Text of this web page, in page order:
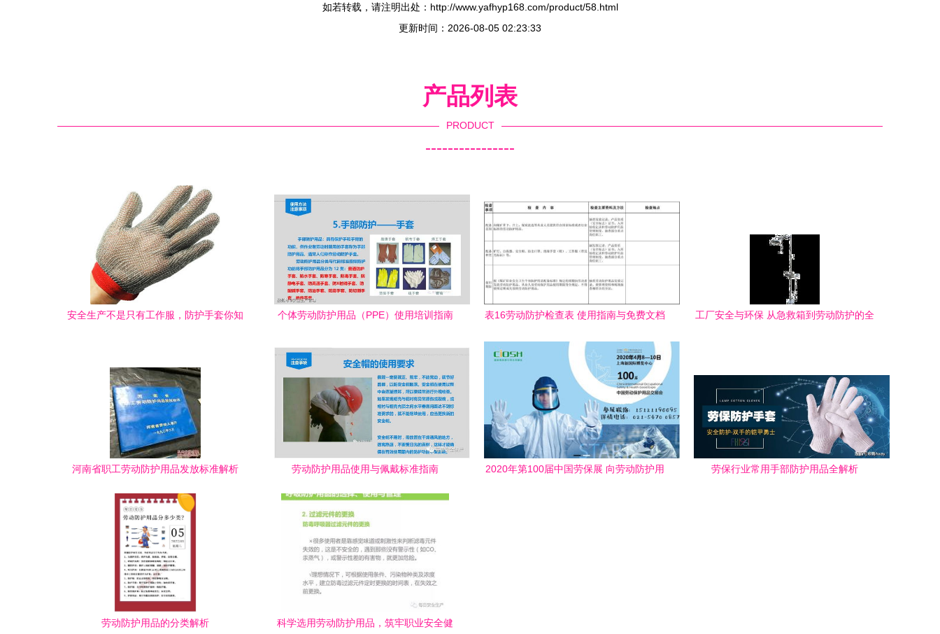
如若转载，请注明出处：http://www.yafhyp168.com/product/58.html
更新时间：2026-08-05 02:23:33
产品列表
PRODUCT
----------------
安全生产不是只有工作服，防护手套你知
个体劳动防护用品（PPE）使用培训指南
要性\n- 定义 PPE指用于保护劳动者免受
工作场所危害的个人装备，如安全帽、护
目镜、手套等。\n- 重要性 PPE是防护工
作危害的最后一道防线，尤其当其他控制
措施（如工程控制）无法完全消除风险
时，合格的人工PPE不可或缺。《安全生
保正确使用PPE。未正确使用带来的伤亡
事件有数据表明，超过60%的物理伤害可
通过标准化PPE避免。\n\n1.2 培训目标\n-
表16劳动防护检查表 使用指南与免费文档
工厂安全与环保 从急救箱到劳动防护的全
河南省职工劳动防护用品发放标准解析 劳动防护用品使用与佩戴标准指南
2020年第100届中国劳保展 向劳动防护用
劳保行业常用手部防护用品全解析
劳动防护用品的分类解析 科学选用劳动防护用品，筑牢职业安全健